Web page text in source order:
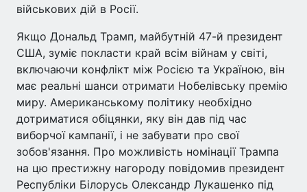
військових дій в Росії.
Якщо Дональд Трамп, майбутній 47-й президент
США, зуміє покласти край всім війнам у світі,
включаючи конфлікт між Росією та Україною, він
має реальні шанси отримати Нобелівську премію
миру. Американському політику необхідно
дотриматися обіцянки, яку він дав під час
виборчої кампанії, і не забувати про свої
зобов'язання. Про можливість номінації Трампа
на цю престижну нагороду повідомив президент
Республіки Білорусь Олександр Лукашенко під